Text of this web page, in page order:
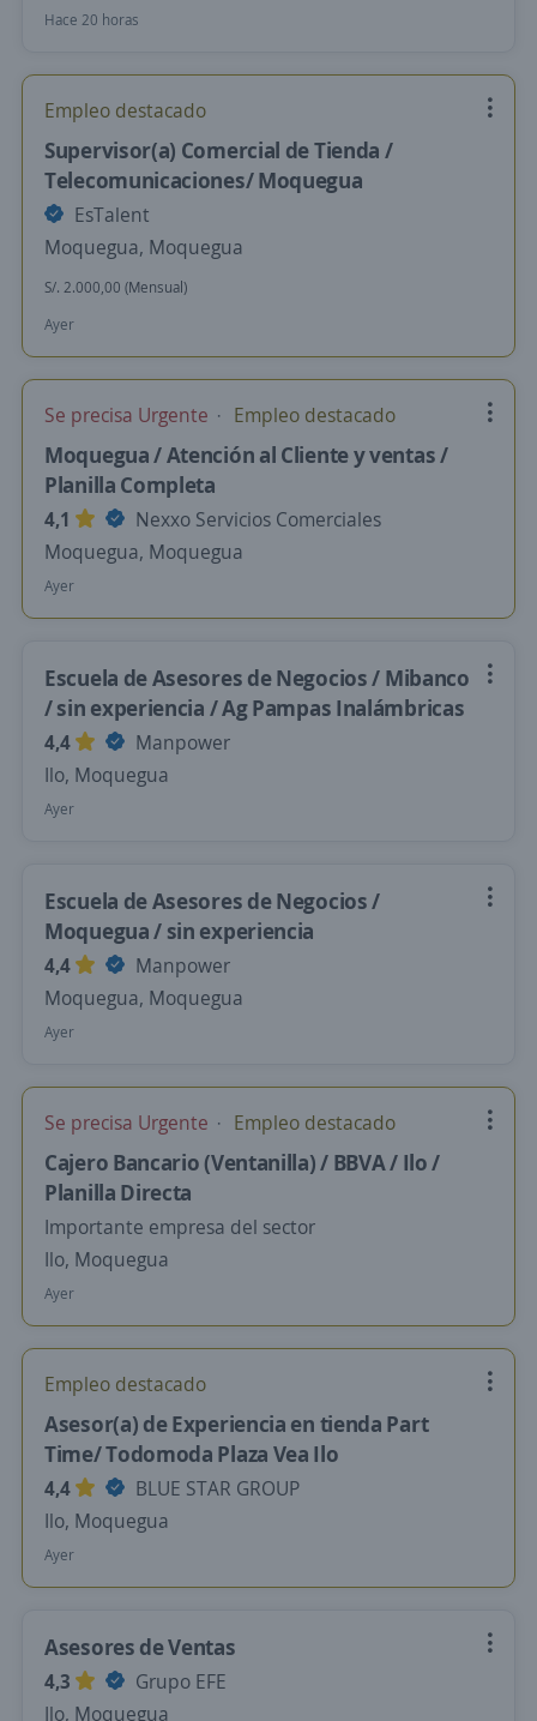
Hace 20 horas
Empleo destacado
Supervisor(a) Comercial de Tienda /
Telecomunicaciones/ Moquegua
EsTalent
Moquegua, Moquegua
S/. 2.000,00 (Mensual)
Ayer
Se precisa Urgente Empleo destacado
Moquegua / Atención al Cliente y ventas /
Planilla Completa
4,1
Nexxo Servicios Comerciales
Moquegua, Moquegua
Ayer
Escuela de Asesores de Negocios / Mibanco
/ sin experiencia / Ag Pampas Inalámbricas
4,4
Manpower
Ilo, Moquegua
Ayer
Escuela de Asesores de Negocios /
Moquegua / sin experiencia
4,4
Manpower
Moquegua, Moquegua
Ayer
Se precisa Urgente Empleo destacado
Cajero Bancario (Ventanilla) / BBVA / Ilo /
Planilla Directa
Importante empresa del sector
Ilo, Moquegua
Ayer
Empleo destacado
Asesor(a) de Experiencia en tienda Part
Time/ Todomoda Plaza Vea Ilo
4,4
BLUE STAR GROUP
Ilo, Moquegua
Ayer
Asesores de Ventas
4,3
Grupo EFE
Ilo, Moquegua